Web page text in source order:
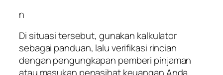
n
Di situasi tersebut, gunakan kalkulator
sebagai panduan, lalu verifikasi rincian
dengan pengungkapan pemberi pinjaman